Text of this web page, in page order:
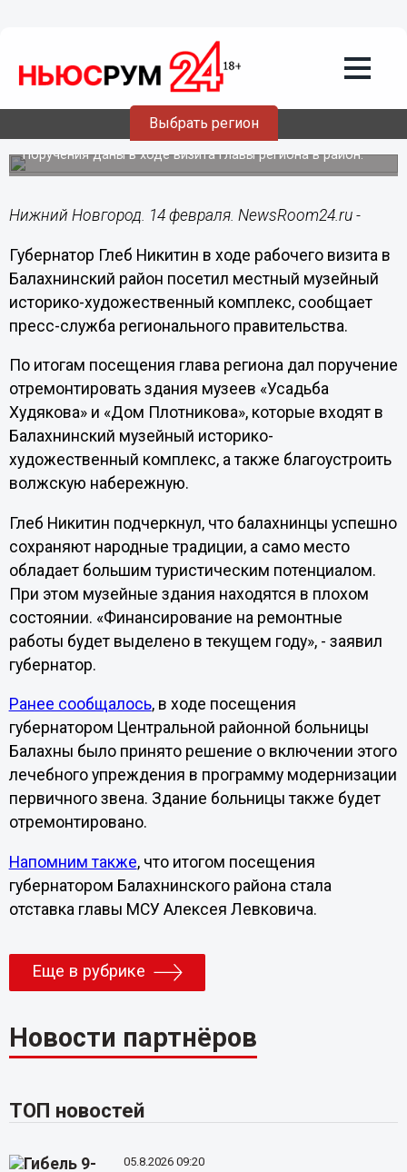
Выбрать регион
14.02.202014:54
Никитин поручил отремонтировать два
музея и набережную в Балахне
Поручения даны в ходе визита главы региона в район.
Нижний Новгород. 14 февраля. NewsRoom24.ru -
Губернатор Глеб Никитин в ходе рабочего визита в
Балахнинский район посетил местный музейный
историко-художественный комплекс, сообщает
пресс-служба регионального правительства.
По итогам посещения глава региона дал поручение
отремонтировать здания музеев «Усадьба
Худякова» и «Дом Плотникова», которые входят в
Балахнинский музейный историко-
художественный комплекс, а также благоустроить
волжскую набережную.
Глеб Никитин подчеркнул, что балахнинцы успешно
сохраняют народные традиции, а само место
обладает большим туристическим потенциалом.
При этом музейные здания находятся в плохом
состоянии. «Финансирование на ремонтные
работы будет выделено в текущем году», - заявил
губернатор.
Ранее сообщалось, в ходе посещения
губернатором Центральной районной больницы
Балахны было принято решение о включении этого
лечебного упреждения в программу модернизации
первичного звена. Здание больницы также будет
отремонтировано.
Напомним также, что итогом посещения
губернатором Балахнинского района стала
отставка главы МСУ Алексея Левковича.
Еще в рубрике
Новости партнёров
ТОП новостей
05.8.2026 09:20